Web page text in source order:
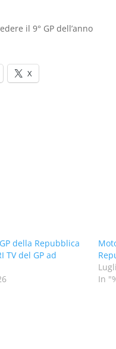
il 9° GP dell’anno
X
della Repubblica
TV del GP ad
In